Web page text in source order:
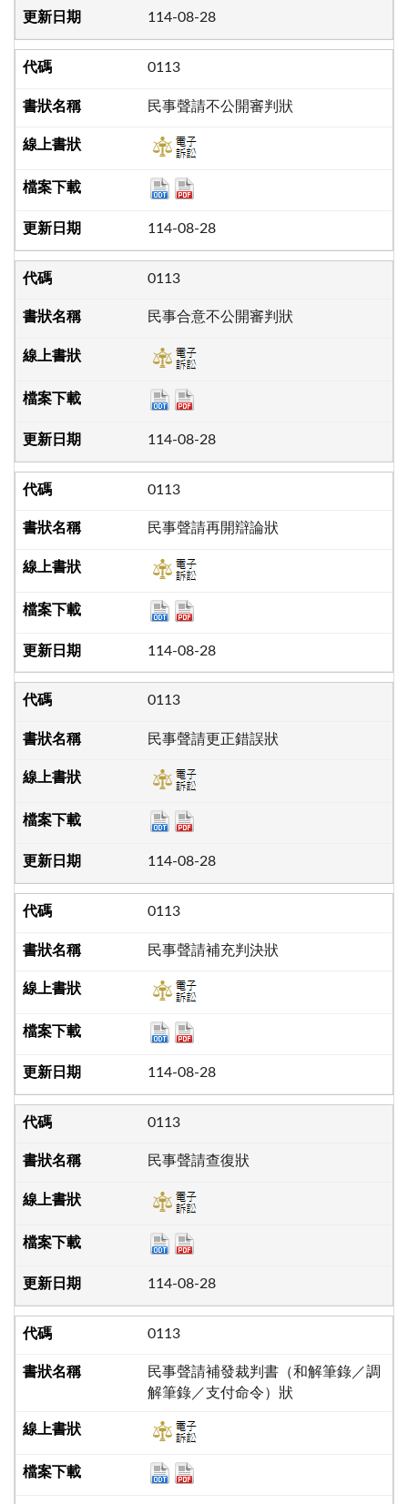
114-08-28
0113
民事聲請不公開審判狀
114-08-28
0113
民事合意不公開審判狀
114-08-28
0113
民事聲請再開辯論狀
114-08-28
0113
民事聲請更正錯誤狀
114-08-28
0113
民事聲請補充判決狀
114-08-28
0113
民事聲請查復狀
114-08-28
0113
民事聲請補發裁判書（和解筆錄／調
解筆錄／支付命令）狀